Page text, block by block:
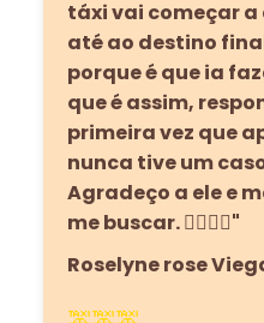
táxi vai começar
até ao destino
porque é que ia
que é assim,
primeira vez que
nunca tive um caso
Agradeço a ele e
me buscar. 🙅‍♀️🙅‍♀️"
Roselyne rose